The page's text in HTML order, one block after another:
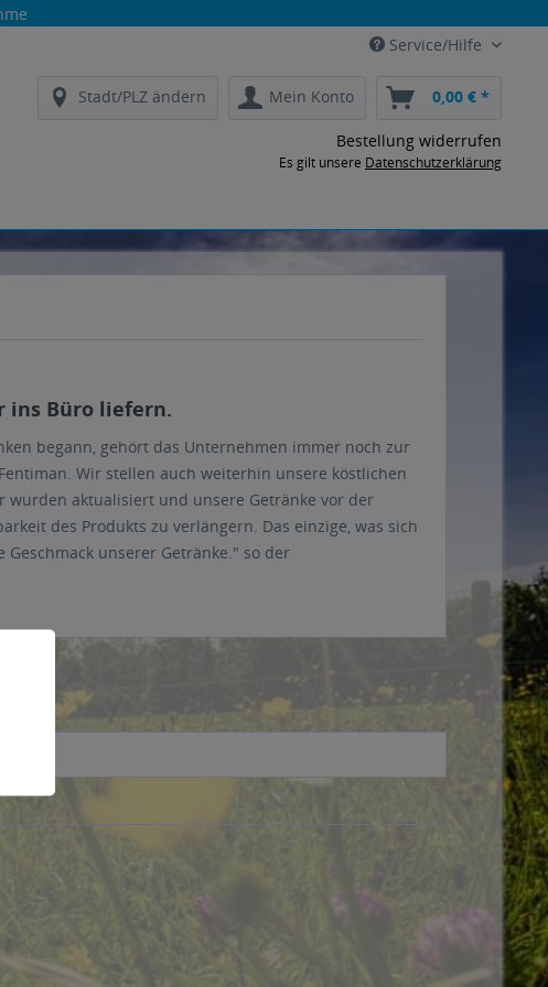
Service/Hilfe
Stadt/PLZ ändern Mein Konto 0,00 € *
Bestellung widerrufen
Es gilt unsere Datenschutzerklärung
ins Büro liefern.
begann, gehört das Unternehmen immer noch zur
Wir stellen auch weiterhin unsere köstlichen
aktualisiert und unsere Getränke vor der
des Produkts zu verlängern. Das einzige, was sich
unserer Getränke." so der